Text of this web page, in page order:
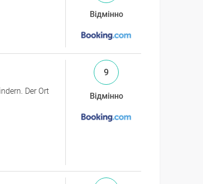
Відмінно
Der Ort
9
Відмінно